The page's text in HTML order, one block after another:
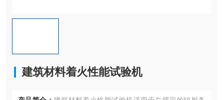
建筑材料着火性能试验机